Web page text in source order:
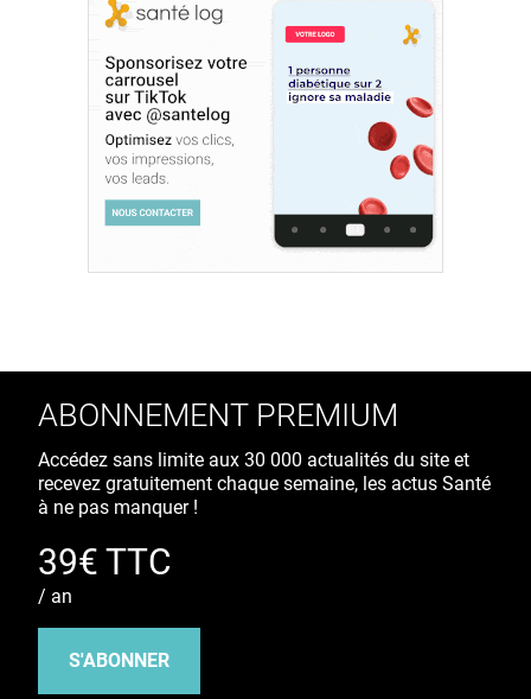
ABONNEMENT PREMIUM
Accédez sans limite aux 30 000 actualités du site et
recevez gratuitement chaque semaine, les actus Santé
à ne pas manquer !
39€ TTC
/ an
S'ABONNER